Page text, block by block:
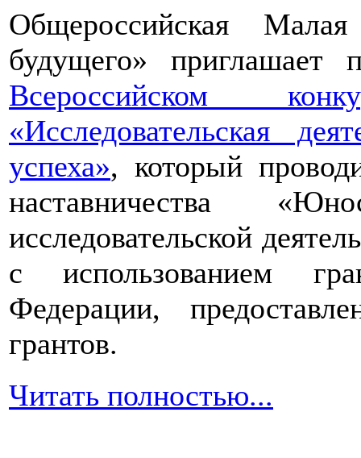
Общероссийская
будущего» приглашает
Всероссийском
«Исследовательская
успеха», который
наставничества
исследовательской
с использованием
Федерации,
грантов.
Читать полностью...